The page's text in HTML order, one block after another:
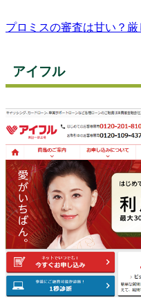
プロミスの審査は甘い？
アイフル